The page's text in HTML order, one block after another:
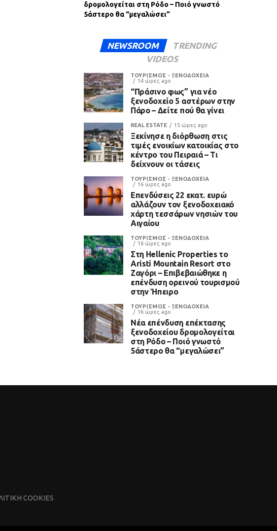
δρομολογείται στη Ρόδο – Ποιό γνωστό
5άστερο θα “μεγαλώσει”
NEWSROOM
TRENDING
VIDEOS
ΤΟΥΡΙΣΜΟΣ - ΞΕΝΟΔΟΧΕΙΑ
14 ώρες ago
“Πράσινο φως” για νέο
ξενοδοχείο 5 αστέρων στην
Πάρο – Δείτε πού θα γίνει
REAL ESTATE 15 ώρες ago
Ξεκίνησε η διόρθωση στις
τιμές ενοικίων κατοικίας στο
κέντρο του Πειραιά – Τι
δείχνουν οι τάσεις
ΤΟΥΡΙΣΜΟΣ - ΞΕΝΟΔΟΧΕΙΑ
16 ώρες ago
Επενδύσεις 22 εκατ. ευρώ
αλλάζουν τον ξενοδοχειακό
χάρτη τεσσάρων νησιών του
Αιγαίου
ΤΟΥΡΙΣΜΟΣ - ΞΕΝΟΔΟΧΕΙΑ
16 ώρες ago
Στη Hellenic Properties το
Aristi Mountain Resort στο
Ζαγόρι – Επιβεβαιώθηκε η
επένδυση ορεινού τουρισμού
στην Ήπειρο
ΤΟΥΡΙΣΜΟΣ - ΞΕΝΟΔΟΧΕΙΑ
16 ώρες ago
Νέα επένδυση επέκτασης
ξενοδοχείου δρομολογείται
στη Ρόδο – Ποιό γνωστό
5άστερο θα “μεγαλώσει”
COOKIES